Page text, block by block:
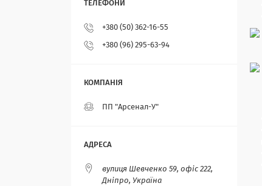
+380 (50) 362-16-55
+380 (96) 295-63-94
ПП "Арсенал-У"
вулиця Шевченко 59, офіс 222,
Дніпро, Україна